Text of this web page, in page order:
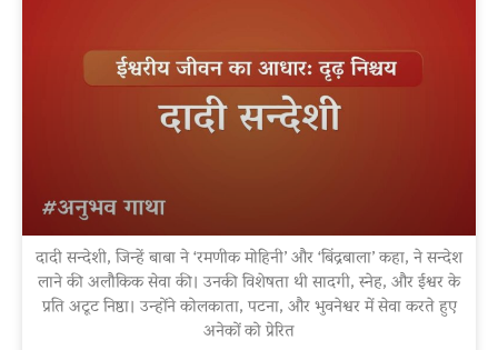
दादी सन्देशी, जिन्हें बाबा ने ‘रमणीक मोहिनी’ और ‘बिंद्रबाला’ कहा, ने सन्देश
लाने की अलौकिक सेवा की। उनकी विशेषता थी सादगी, स्नेह, और ईश्वर के
प्रति अटूट निष्ठा। उन्होंने कोलकाता, पटना, और भुवनेश्वर में सेवा करते हुए
अनेकों को प्रेरित